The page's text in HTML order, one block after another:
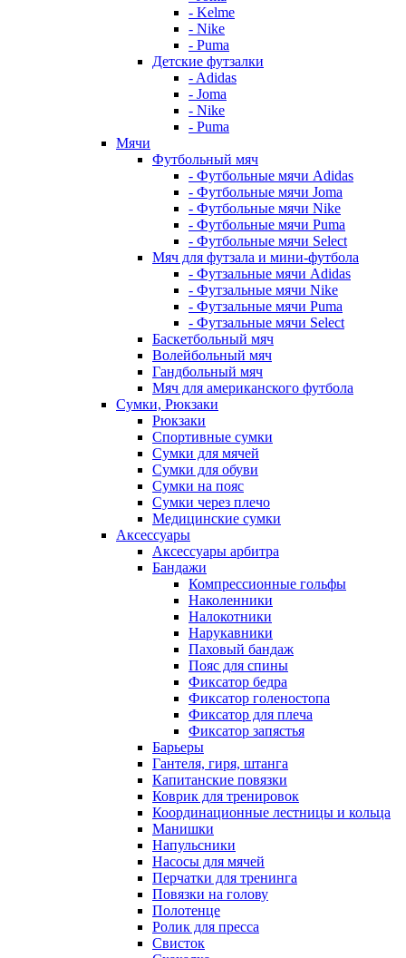
- Kelme
- Nike
- Puma
Детские футзалки
- Adidas
- Joma
- Nike
- Puma
Мячи
Футбольный мяч
- Футбольные мячи Adidas
- Футбольные мячи Joma
- Футбольные мячи Nike
- Футбольные мячи Puma
- Футбольные мячи Select
Мяч для футзала и мини-футбола
- Футзальные мячи Adidas
- Футзальные мячи Nike
- Футзальные мячи Puma
- Футзальные мячи Select
Баскетбольный мяч
Волейбольный мяч
Гандбольный мяч
Мяч для американского футбола
Сумки, Рюкзаки
Рюкзаки
Спортивные сумки
Сумки для мячей
Сумки для обуви
Сумки на пояс
Сумки через плечо
Медицинские сумки
Аксессуары
Аксессуары арбитра
Бандажи
Компрессионные гольфы
Наколенники
Налокотники
Нарукавники
Паховый бандаж
Пояс для спины
Фиксатор бедра
Фиксатор голеностопа
Фиксатор для плеча
Фиксатор запястья
Барьеры
Гантеля, гиря, штанга
Капитанские повязки
Коврик для тренировок
Координационные лестницы и кольца
Манишки
Напульсники
Насосы для мячей
Перчатки для тренинга
Повязки на голову
Полотенце
Ролик для пресса
Свисток